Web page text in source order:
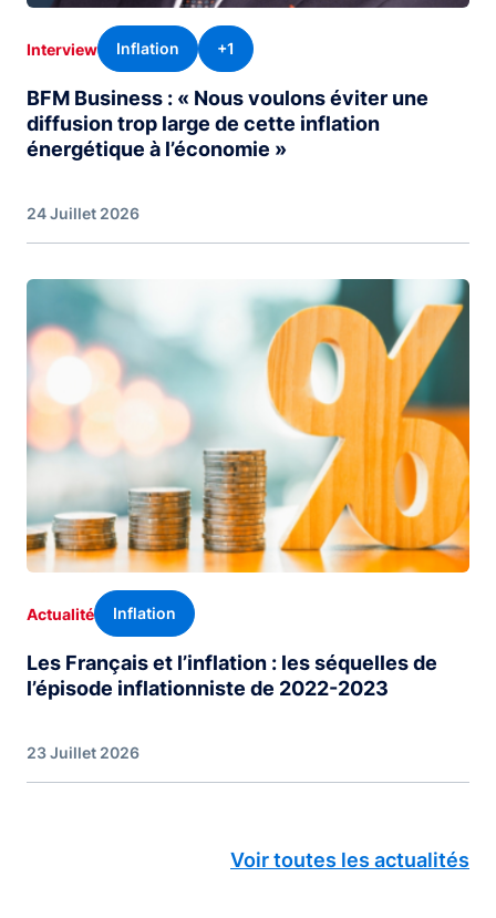
Interview Inflation +1
BFM Business : « Nous voulons éviter une
diffusion trop large de cette inflation
énergétique à l’économie »
24 Juillet 2026
Image
Actualité Inflation
Les Français et l’inflation : les séquelles de
l’épisode inflationniste de 2022-2023
23 Juillet 2026
Voir toutes les actualités